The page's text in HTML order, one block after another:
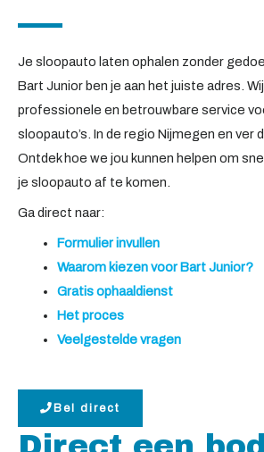
Je sloopauto laten ophalen zonder
Bart Junior ben je aan het juiste adres.
professionele en betrouwbare service
sloopauto’s. In de regio Nijmegen en ver
Ontdek hoe we jou kunnen helpen om
je sloopauto af te komen.
Ga direct naar:
Formulier invullen
Waarom kiezen voor Bart Junior?
Gratis ophaaldienst
Het proces
Veelgestelde vragen
Bel direct